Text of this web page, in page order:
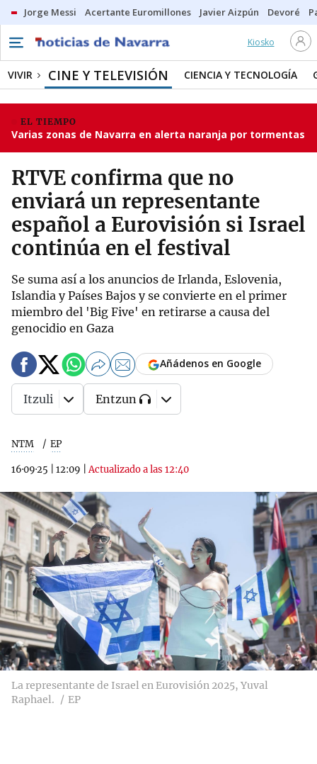
Jorge Messi Acertante Euromillones Javier Aizpún Devoré
Kiosko
VIVIR CINE Y TELEVISIÓN CIENCIA Y TECNOLOGÍA
EL TIEMPO
Varias zonas de Navarra en alerta naranja por tormentas
RTVE confirma que no
enviará un representante
español a Eurovisión si Israel
continúa en el festival
Se suma así a los anuncios de Irlanda, Eslovenia,
Islandia y Países Bajos y se convierte en el primer
miembro del 'Big Five' en retirarse a causa del
genocidio en Gaza
NTM EP
16·09·25 12:09 |Actualizado a las 12:40
Añádenos en Google
Itzuli Entzun
La representante de Israel en Eurovisión 2025, Yuval
Raphael.
EP